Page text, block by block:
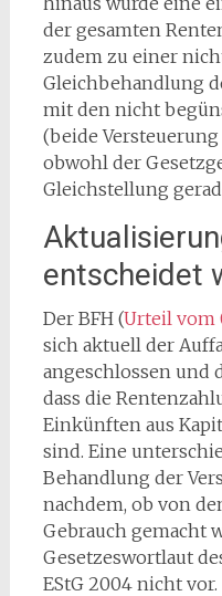
der gesamten
zudem zu einer
Gleichbehandlung
mit den nicht
(beide
obwohl der
Gleichstellung
entscheidet
Der BFH (Urteil vom
sich aktuell der
angeschlossen und
dass die
Einkünften aus
sind. Eine
Behandlung der
nachdem, ob von
Gebrauch gemacht
Gesetzeswortlaut
EStG 2004 nicht vor.